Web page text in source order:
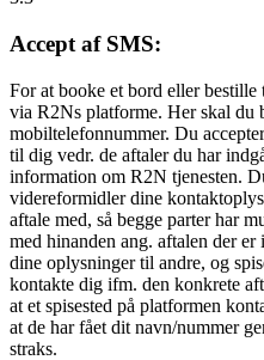
Accept af SMS:
For at booke et bord eller
via R2Ns platforme. Her skal du
mobiltelefonnummer. Du
til dig vedr. de aftaler du har
information om R2N tjenesten.
videreformidler dine
aftale med, så begge parter har
med hinanden ang. aftalen der
dine oplysninger til andre, og
kontakte dig ifm. den konkrete
at et spisested på platformen
at de har fået dit navn/nummer
straks.